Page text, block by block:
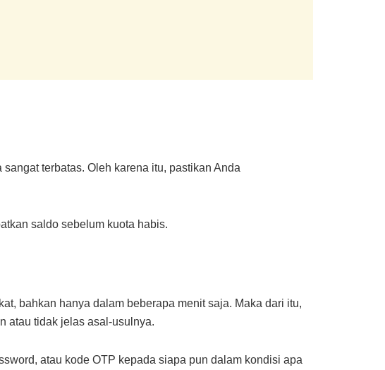
terbatas. Oleh karena itu, pastikan Anda
saldo sebelum kuota habis.
bahkan hanya dalam beberapa menit saja. Maka dari itu,
atau tidak jelas asal-usulnya.
atau kode OTP kepada siapa pun dalam kondisi apa